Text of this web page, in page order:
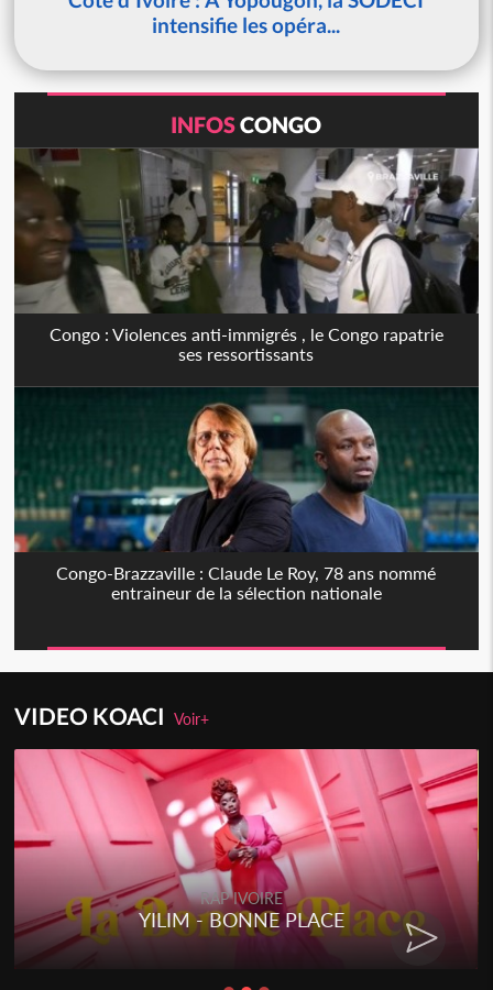
intensifie les opéra...
INFOSCONGO
Congo : Violences anti-immigrés , le Congo rapatrie
ses ressortissants
Congo-Brazzaville : Claude Le Roy, 78 ans nommé
entraineur de la sélection nationale
VIDEO KOACIVoir+
RAP IVOIRE
YILIM - BONNE PLACE